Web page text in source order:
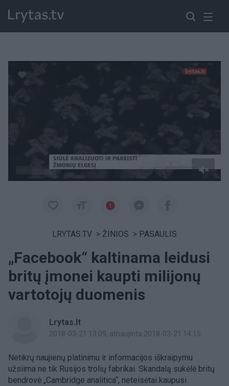
LRYTAS.TV > ŽINIOS > PASAULIS
„Facebook“ kaltinama leidusi
britų įmonei kaupti milijonų
vartotojų duomenis
Lrytas.lt
2018-03-21 13:09, atnaujinta 2018-03-21 14:15
Netikrų naujienų platinimu ir informacijos iškraipymu
užsiima ne tik Rusijos trolių fabrikai. Skandalą sukėlė britų
bendrovė „Cambridge analitica“, neteisėtai kaupusi